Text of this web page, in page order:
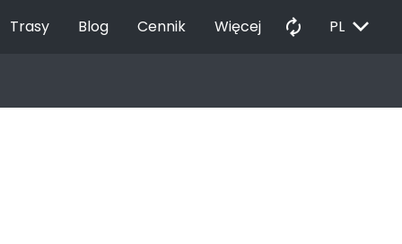
Trasy Blog Cennik Więcej autorenew PL EXPAND_MORE